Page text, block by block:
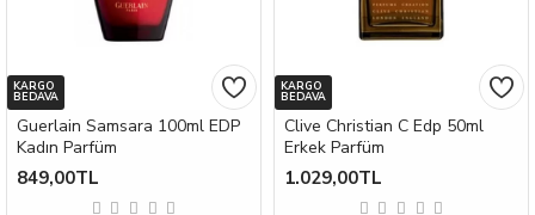
KARGO
BEDAVA
Guerlain Samsara 100ml EDP
Kadın Parfüm
849,00TL
KARGO
BEDAVA
Clive Christian C Edp 50ml
Erkek Parfüm
1.029,00TL